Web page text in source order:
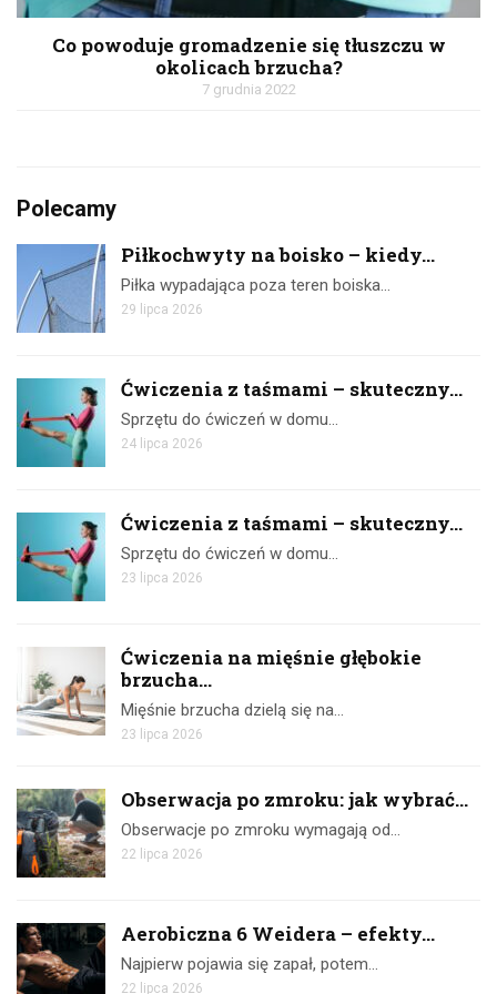
Co powoduje gromadzenie się tłuszczu w
okolicach brzucha?
7 grudnia 2022
Polecamy
Piłkochwyty na boisko – kiedy...
Piłka wypadająca poza teren boiska…
29 lipca 2026
Ćwiczenia z taśmami – skuteczny...
Sprzętu do ćwiczeń w domu…
24 lipca 2026
Ćwiczenia z taśmami – skuteczny...
Sprzętu do ćwiczeń w domu…
23 lipca 2026
Ćwiczenia na mięśnie głębokie
brzucha...
Mięśnie brzucha dzielą się na…
23 lipca 2026
Obserwacja po zmroku: jak wybrać...
Obserwacje po zmroku wymagają od…
22 lipca 2026
Aerobiczna 6 Weidera – efekty...
Najpierw pojawia się zapał, potem…
22 lipca 2026